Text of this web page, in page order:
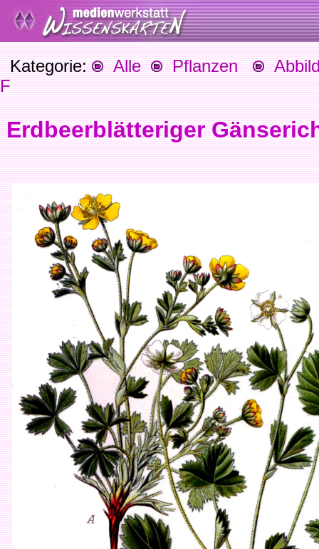
Kategorie: Alle Pflanzen
F
Erdbeerblätteriger